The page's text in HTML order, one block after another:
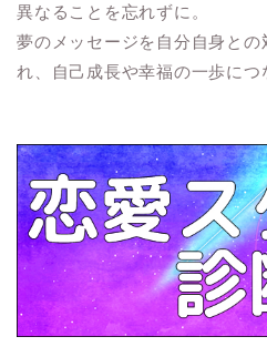
異なることを忘れずに。
夢のメッセージを自分自身との
れ、自己成長や幸福の一歩につ